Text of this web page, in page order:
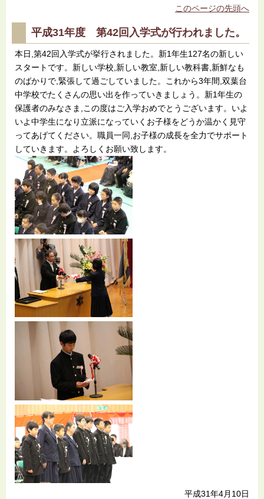
このページの先頭へ
平成31年度 第42回入学式が行われました。
本日,第42回入学式が挙行されました。新1年生127名の新しい
スタートです。新しい学校,新しい教室,新しい教科書,新鮮なも
のばかりで,緊張して過ごしていました。これから3年間,双葉台
中学校でたくさんの思い出を作っていきましょう。新1年生の
保護者のみなさま,この度はご入学おめでとうございます。いよ
いよ中学生になり立派になっていくお子様をどうか温かく見守
ってあげてください。職員一同,お子様の成長を全力でサポート
していきます。よろしくお願い致します。
平成31年4月10日